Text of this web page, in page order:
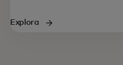
Explora